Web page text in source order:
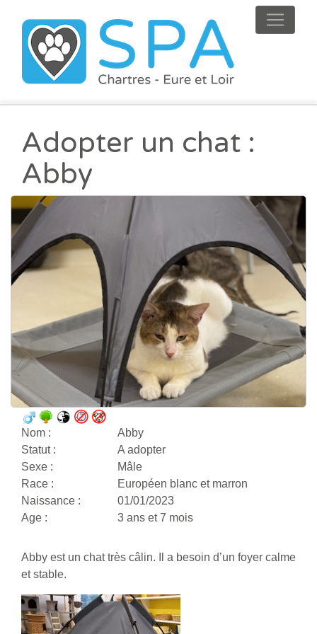
Adopter un chat :
Abby
Nom :
Abby
Statut :
A adopter
Sexe :
Mâle
Race :
Européen blanc et marron
Naissance :
01/01/2023
Age :
3 ans et 7 mois
Abby est un chat très câlin. Il a besoin d’un foyer calme
et stable.